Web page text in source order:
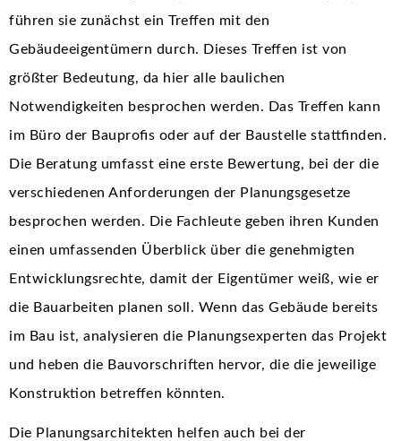
führen sie zunächst ein Treffen mit den
Gebäudeeigentümern durch. Dieses Treffen ist von
größter Bedeutung, da hier alle baulichen
Notwendigkeiten besprochen werden. Das Treffen kann
im Büro der Bauprofis oder auf der Baustelle stattfinden.
Die Beratung umfasst eine erste Bewertung, bei der die
verschiedenen Anforderungen der Planungsgesetze
besprochen werden. Die Fachleute geben ihren Kunden
einen umfassenden Überblick über die genehmigten
Entwicklungsrechte, damit der Eigentümer weiß, wie er
die Bauarbeiten planen soll. Wenn das Gebäude bereits
im Bau ist, analysieren die Planungsexperten das Projekt
und heben die Bauvorschriften hervor, die die jeweilige
Konstruktion betreffen könnten.
Die Planungsarchitekten helfen auch bei der